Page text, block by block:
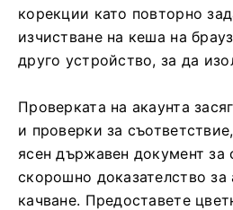
корекции като повторно
изчистване на кеша на
друго устройство, за да
Проверката на акаунта
и проверки за
ясен държавен документ за
скорошно доказателство за
качване. Предоставете